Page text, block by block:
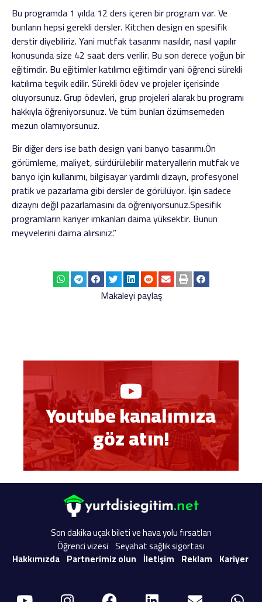
Bu programda 1 yılda 12 ders içeren bir program var. Ve
bunların hepsi gerekli dersler. Kitchen design en spesifik
derstir diyebiliriz. Yani mutfak tasarımı nasıldır, nasıl yapılır
konusunda size 42 saat ders verilir. Bu son derece yoğun bir
eğitimdir. Bu eğitimler katılımcı eğitimdir yani öğrenci sürekli
katılıma teşvik edilir. Sürekli ödev ve projeler içerisinde
oluyorsunuz. Grup ödevleri, grup projeleri alarak bu programı
hakkıyla öğreniyorsunuz. Ve tüm bunları özümsemeden
mezun olamıyorsunuz.
Bir diğer ders ise bath design yani banyo tasarımı.Ön
görümleme, maliyet, sürdürülebilir materyallerin mutfak ve
banyo için kullanımı, bilgisayar yardımlı dizayn, profesyonel
pratik ve pazarlama gibi dersler de görülüyor. İşin sadece
dizaynı değil pazarlamasını da öğreniyorsunuz.Spesifik
programların kariyer imkanları daima yüksektir. Bunun
meyvelerini daima alırsınız.”
Makaleyi paylaş
Youtube kanalımıza
göz atın!
Son dakika uçak bileti ve hava yolu fırsatları
Öğrenci vizesi Seyahat sağlık sigortası
Hakkımızda Partnerimiz olun İletişim Reklam Kariyer